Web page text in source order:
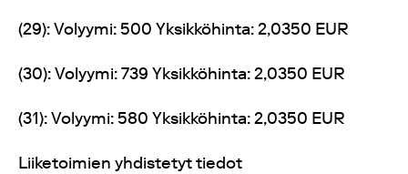
(29): Volyymi: 500 Yksikköhinta: 2,0350 EUR
(30): Volyymi: 739 Yksikköhinta: 2,0350 EUR
(31): Volyymi: 580 Yksikköhinta: 2,0350 EUR
Liiketoimien yhdistetyt tiedot